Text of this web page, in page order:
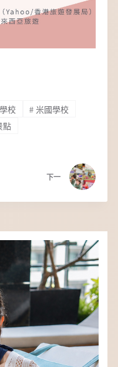
校 # 米國學校
點
下一